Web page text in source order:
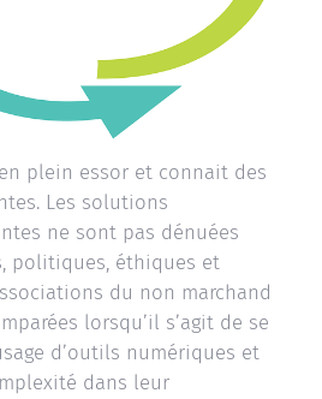
plein essor et connait des
Les solutions
ne sont pas dénuées
politiques, éthiques et
du non marchand
lorsqu’il s’agit de se
d’outils numériques et
dans leur